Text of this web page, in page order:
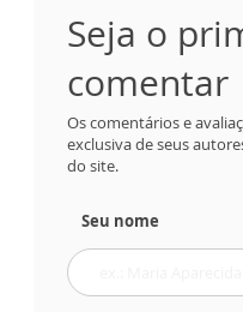
Seja o
comentar
Os comentários e
exclusiva de seus
do site.
Seu nome